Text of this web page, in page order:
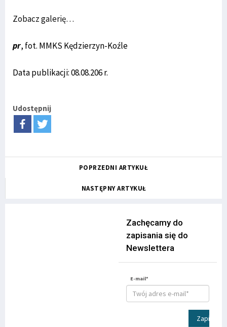
Zobacz galerię…
pr, fot. MMKS Kędzierzyn-Koźle
Data publikacji: 08.08.206 r.
Udostępnij
POPRZEDNI ARTYKUŁ
NASTĘPNY ARTYKUŁ
Zachęcamy do
zapisania się do
Newslettera
E-mail*
Zapisz